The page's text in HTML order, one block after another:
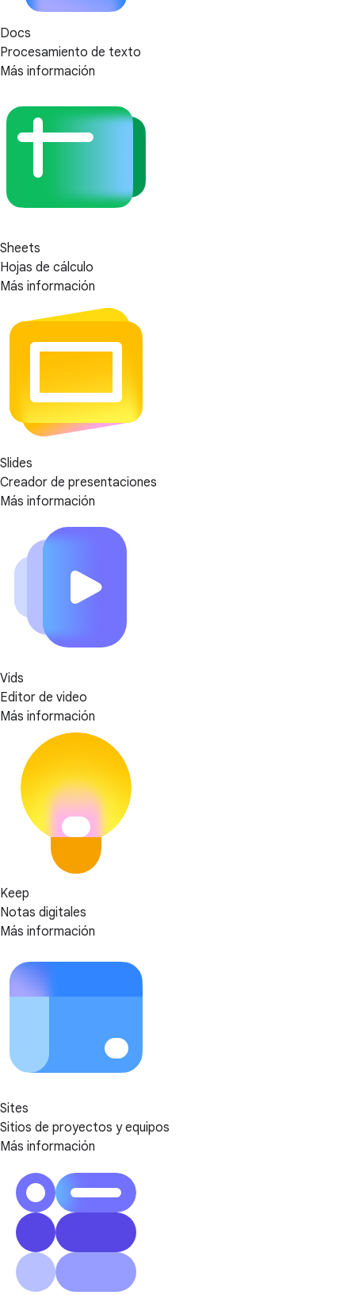
Docs
Procesamiento de texto
Más información
Sheets
Hojas de cálculo
Más información
Slides
Creador de presentaciones
Más información
Vids
Editor de video
Más información
Keep
Notas digitales
Más información
Sites
Sitios de proyectos y equipos
Más información